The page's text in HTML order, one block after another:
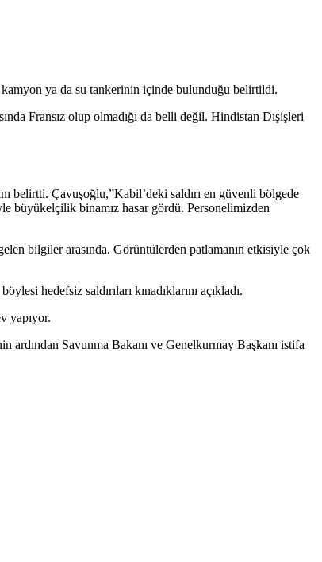
kamyon ya da su tankerinin içinde bulunduğu belirtildi.
Fransız olup olmadığı da belli değil. Hindistan Dışişleri
belirtti. Çavuşoğlu,”Kabil’deki saldırı en güvenli bölgede
büyükelçilik binamız hasar gördü. Personelimizden
bilgiler arasında. Görüntülerden patlamanın etkisiyle çok
hedefsiz saldırıları kınadıklarını açıkladı.
yapıyor.
ardından Savunma Bakanı ve Genelkurmay Başkanı istifa